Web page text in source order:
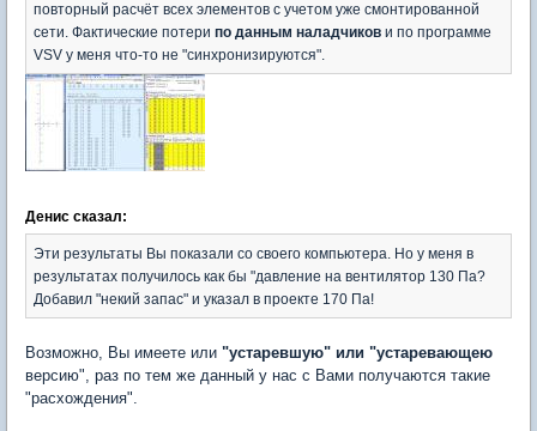
повторный расчёт всех элементов с учетом уже смонтированной
сети. Фактические потери по данным наладчиков и по программе
VSV у меня что-то не "синхронизируются".
Денис сказал:
Эти результаты Вы показали со своего компьютера. Но у меня в
результатах получилось как бы "давление на вентилятор 130 Па?
Добавил "некий запас" и указал в проекте 170 Па!
Возможно, Вы имеете или "устаревшую" или "устаревающею
версию", раз по тем же данный у нас с Вами получаются такие
"расхождения".